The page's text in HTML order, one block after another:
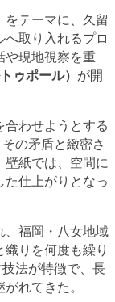
をテーマに、久留
取り入れるプロ
や現地視察を重
ゥポール） が開
わせようとする
の矛盾と緻密さ
壁紙では、空間に
仕上がりとなっ
、福岡・八女地域
りを何度も繰り
法が特徴で、長
れてきた。